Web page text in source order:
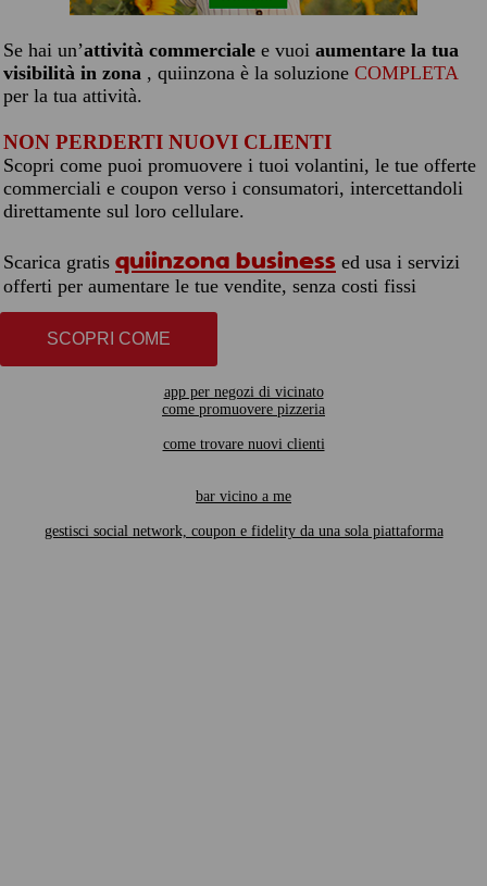
Se hai un’attività commerciale e vuoi aumentare la tua
visibilità in zona , quiinzona è la soluzione COMPLETA
per la tua attività.
NON PERDERTI NUOVI CLIENTI
Scopri come puoi promuovere i tuoi volantini, le tue offerte
commerciali e coupon verso i consumatori, intercettandoli
direttamente sul loro cellulare.
Scarica gratis quiinzona business ed usa i servizi
offerti per aumentare le tue vendite, senza costi fissi
SCOPRI COME
app per negozi di vicinato
come promuovere pizzeria
come trovare nuovi clienti
bar vicino a me
gestisci social network, coupon e fidelity da una sola piattaforma